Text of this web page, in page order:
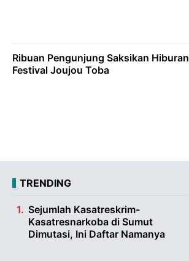
Ribuan Pengunjung Saksikan Hiburan
Festival Joujou Toba
TRENDING
Sejumlah Kasatreskrim-
Kasatresnarkoba di Sumut
Dimutasi, Ini Daftar Namanya